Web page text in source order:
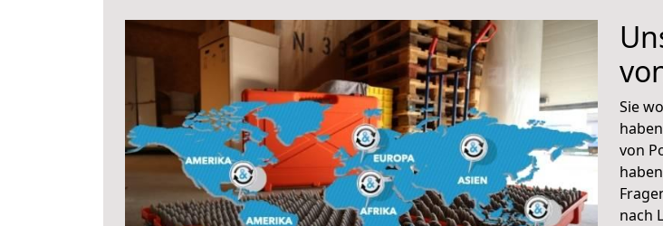
Sie
von
nach